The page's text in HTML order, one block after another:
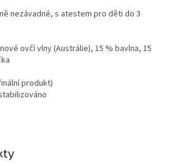
nezávadné, s atestem pro děti do 3
ovčí vlny (Austrálie), 15 % bavlna, 15
produkt)